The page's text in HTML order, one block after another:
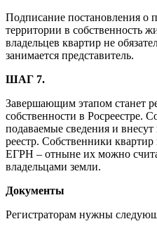
Подписание постановления о
территории в собственность
владельцев квартир не
занимается представитель.
ШАГ 7.
Завершающим этапом станет
собственности в Росреестре.
подаваемые сведения и
реестр. Собственники
ЕГРН – отныне их можно
владельцами земли.
Документы
Регистраторам нужны